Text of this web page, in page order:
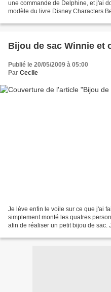
une commande de Delphine, et j'ai
modèle du livre Disney Characters
Bijou de sac Winnie et
Publié le 20/05/2009 à 05:00
Par Cecile
Je lève enfin le voile sur ce que j'ai
simplement monté les quatres
afin de réaliser un petit bijou de sac.